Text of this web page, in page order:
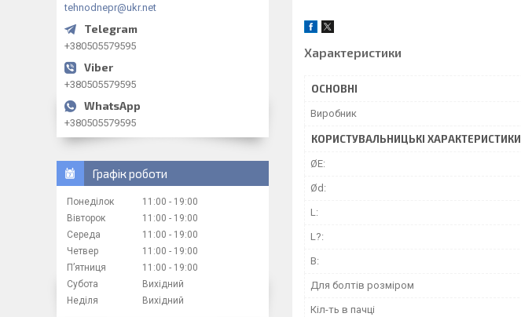
Характеристики
ОСНОВНІ
Виробник
КОРИСТУВАЛЬНИЦЬКІ ХАРАКТЕРИСТИКИ
ØE:
Ød:
L:
L?:
В:
Для болтів розміром
Кіл-ть в пачці
tehnodnepr@ukr.net
+380505579595
+380505579595
+380505579595
Графік роботи
Понеділок 11:00
19:00
Вівторок
11:00
19:00
Середа
11:00
19:00
Четвер
11:00
19:00
Пʼятниця
11:00
19:00
Субота
Вихідний
Неділя
Вихідний